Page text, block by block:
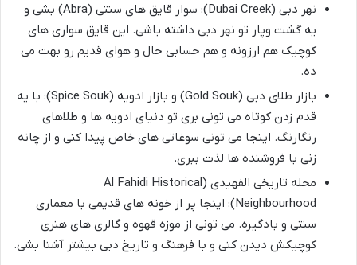
نهر دبی (Dubai Creek): سوار قایق های سنتی (Abra) بشی و
یه گشت وپار تو نهر دبی داشته باشی. این قایق سواری های
کوچیک هم ارزونه و هم حسابی حال و هوای قدیم رو بهت می
ده.
بازار طلای دبی (Gold Souk) و بازار ادویه (Spice Souk): با یه
قدم زدن کوتاه می تونی بری تو دنیای ادویه ها و طلاهای
رنگارنگ. اینجا می تونی سوغاتی های خاص پیدا کنی و از چانه
زنی با فروشنده ها لذت ببری.
محله تاریخی الفهیدی (Al Fahidi Historical
Neighbourhood): اینجا پر از خونه های قدیمی با معماری
سنتی و بادگیره. می تونی از موزه قهوه و گالری های هنری
کوچیکش دیدن کنی و با فرهنگ و تاریخ دبی بیشتر آشنا بشی.